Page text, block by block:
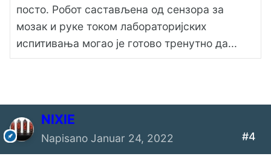
посто. Робот састављена од сензора за
мозак и руке током лабораторијских
испитивања могао је готово тренутно да...
NIXIE
Napisano Januar 24, 2022 #4